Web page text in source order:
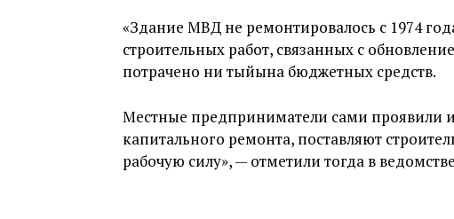
«Здание МВД не ремонтировалось с 1974
строительных работ, связанных с
потрачено ни тыйына бюджетных средств.
Местные предприниматели сами проявили
капитального ремонта, поставляют
рабочую силу», — отметили тогда в